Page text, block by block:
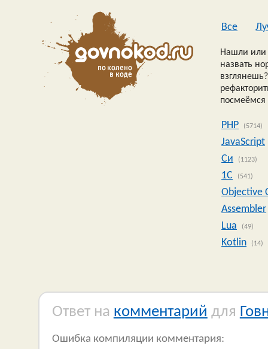
Все
Нашли или
назвать
посмеёмся
PHP (5714)
JavaScript
Си
(1123)
1C (541)
Objective
Assembler
Lua
(49)
Kotlin (14)
Ответ на комментарий для
Ошибка компиляции комментария: